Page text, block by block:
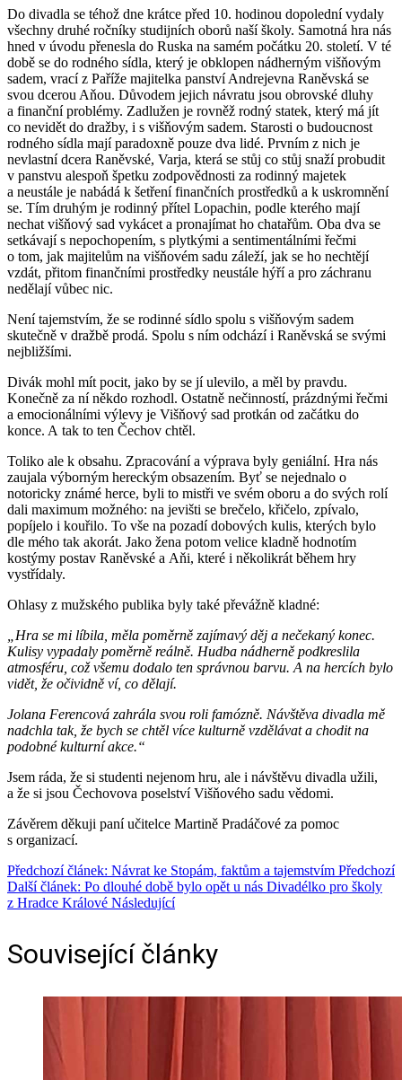
Do divadla se téhož dne krátce před 10. hodinou dopolední vydaly
všechny druhé ročníky studijních oborů naší školy. Samotná hra nás
hned v úvodu přenesla do Ruska na samém počátku 20. století. V té
době se do rodného sídla, který je obklopen nádherným višňovým
sadem, vrací z Paříže majitelka panství Andrejevna Raněvská se
svou dcerou Aňou. Důvodem jejich návratu jsou obrovské dluhy
a finanční problémy. Zadlužen je rovněž rodný statek, který má jít
co nevidět do dražby, i s višňovým sadem. Starosti o budoucnost
rodného sídla mají paradoxně pouze dva lidé. Prvním z nich je
nevlastní dcera Raněvské, Varja, která se stůj co stůj snaží probudit
v panstvu alespoň špetku zodpovědnosti za rodinný majetek
a neustále je nabádá k šetření finančních prostředků a k uskromnění
se. Tím druhým je rodinný přítel Lopachin, podle kterého mají
nechat višňový sad vykácet a pronajímat ho chatařům. Oba dva se
setkávají s nepochopením, s plytkými a sentimentálními řečmi
o tom, jak majitelům na višňovém sadu záleží, jak se ho nechtějí
vzdát, přitom finančními prostředky neustále hýří a pro záchranu
nedělají vůbec nic.
Není tajemstvím, že se rodinné sídlo spolu s višňovým sadem
skutečně v dražbě prodá. Spolu s ním odchází i Raněvská se svými
nejbližšími.
Divák mohl mít pocit, jako by se jí ulevilo, a měl by pravdu.
Konečně za ní někdo rozhodl. Ostatně nečinností, prázdnými řečmi
a emocionálními výlevy je Višňový sad protkán od začátku do
konce. A tak to ten Čechov chtěl.
Toliko ale k obsahu. Zpracování a výprava byly geniální. Hra nás
zaujala výborným hereckým obsazením. Byť se nejednalo o
notoricky známé herce, byli to mistři ve svém oboru a do svých rolí
dali maximum možného: na jevišti se brečelo, křičelo, zpívalo,
popíjelo i kouřilo. To vše na pozadí dobových kulis, kterých bylo
dle mého tak akorát. Jako žena potom velice kladně hodnotím
kostýmy postav Raněvské a Aňi, které i několikrát během hry
vystřídaly.
Ohlasy z mužského publika byly také převážně kladné:
„Hra se mi líbila, měla poměrně zajímavý děj a nečekaný konec.
Kulisy vypadaly poměrně reálně. Hudba nádherně podkreslila
atmosféru, což všemu dodalo ten správnou barvu. A na hercích bylo
vidět, že očividně ví, co dělají.
Jolana Ferencová zahrála svou roli famózně. Návštěva divadla mě
nadchla tak, že bych se chtěl více kulturně vzdělávat a chodit na
podobné kulturní akce.“
Jsem ráda, že si studenti nejenom hru, ale i návštěvu divadla užili,
a že si jsou Čechovova poselství Višňového sadu vědomi.
Závěrem děkuji paní učitelce Martině Pradáčové za pomoc
s organizací.
Předchozí článek: Návrat ke Stopám, faktům a tajemstvím Předchozí
Další článek: Po dlouhé době bylo opět u nás Divadélko pro školy
z Hradce Králové Následující
Související články